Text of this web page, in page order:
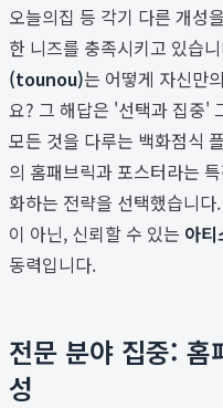
오늘의집 등 각기 다른 개성
한 니즈를 충족시키고 있습
(tounou)는 어떻게 자신만
요? 그 해답은 '선택과 집중'
모든 것을 다루는 백화점식
의 홈패브릭과 포스터라는
화하는 전략을 선택했습니
이 아닌, 신뢰할 수 있는 아티
동력입니다.
전문 분야 집중: 홈
성